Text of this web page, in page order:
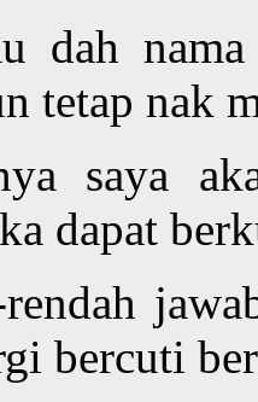
dah
tetap nak
saya
dapat
bercuti